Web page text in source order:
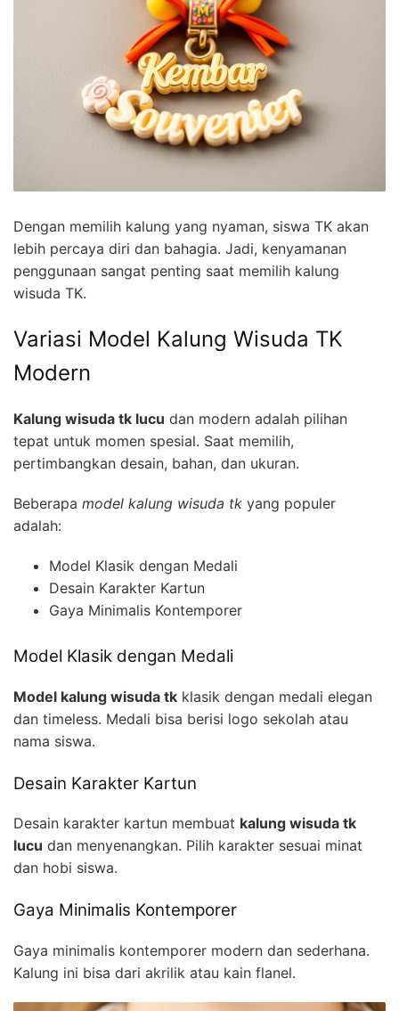
Dengan memilih kalung yang nyaman, siswa TK akan
lebih percaya diri dan bahagia. Jadi, kenyamanan
penggunaan sangat penting saat memilih kalung
wisuda TK.
Variasi Model Kalung Wisuda TK
Modern
Kalung wisuda tk lucu dan modern adalah pilihan
tepat untuk momen spesial. Saat memilih,
pertimbangkan desain, bahan, dan ukuran.
Beberapa model kalung wisuda tk yang populer
adalah:
Model Klasik dengan Medali
Desain Karakter Kartun
Gaya Minimalis Kontemporer
Model Klasik dengan Medali
Model kalung wisuda tk klasik dengan medali elegan
dan timeless. Medali bisa berisi logo sekolah atau
nama siswa.
Desain Karakter Kartun
Desain karakter kartun membuat kalung wisuda tk
lucu dan menyenangkan. Pilih karakter sesuai minat
dan hobi siswa.
Gaya Minimalis Kontemporer
Gaya minimalis kontemporer modern dan sederhana.
Kalung ini bisa dari akrilik atau kain flanel.